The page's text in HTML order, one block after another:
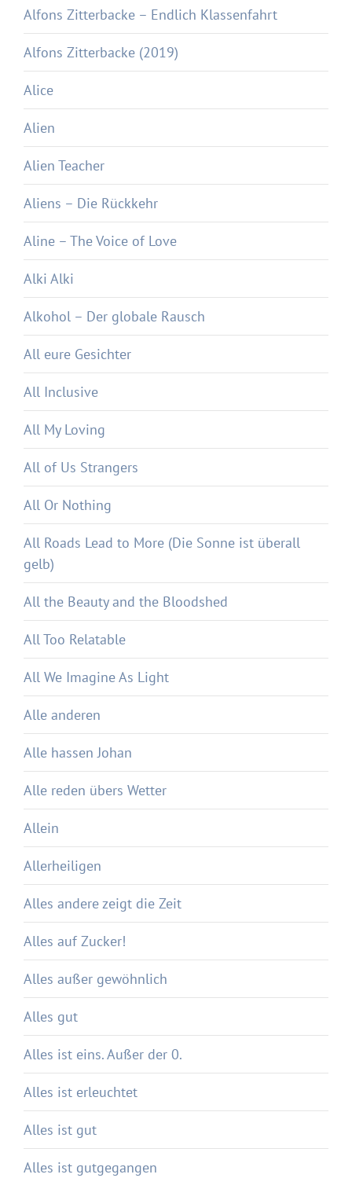
Alfons Zitterbacke – Endlich Klassenfahrt
Alfons Zitterbacke (2019)
Alice
Alien
Alien Teacher
Aliens – Die Rückkehr
Aline – The Voice of Love
Alki Alki
Alkohol – Der globale Rausch
All eure Gesichter
All Inclusive
All My Loving
All of Us Strangers
All Or Nothing
All Roads Lead to More (Die Sonne ist überall
gelb)
All the Beauty and the Bloodshed
All Too Relatable
All We Imagine As Light
Alle anderen
Alle hassen Johan
Alle reden übers Wetter
Allein
Allerheiligen
Alles andere zeigt die Zeit
Alles auf Zucker!
Alles außer gewöhnlich
Alles gut
Alles ist eins. Außer der 0.
Alles ist erleuchtet
Alles ist gut
Alles ist gutgegangen